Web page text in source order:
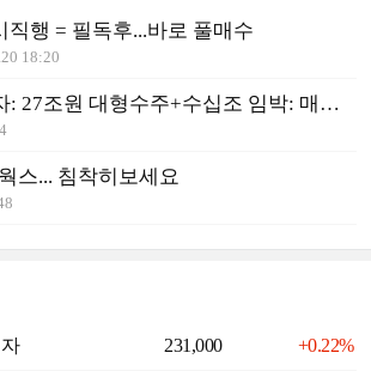
행 = 필독후...바로 풀매수
18:20
◆ 대박) 삼성전자: 27조원 대형수주+수십조 임박: 매수 유리
스... 침착히보세요
231,000 +0.22%